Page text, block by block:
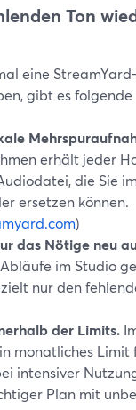
Ton
eine
gibt es
erhält jeder
die Sie
ersetzen können.
)
das Nötige neu
im Studio
nur den
der Limits.
monatliches Limit
intensiver
Plan mit